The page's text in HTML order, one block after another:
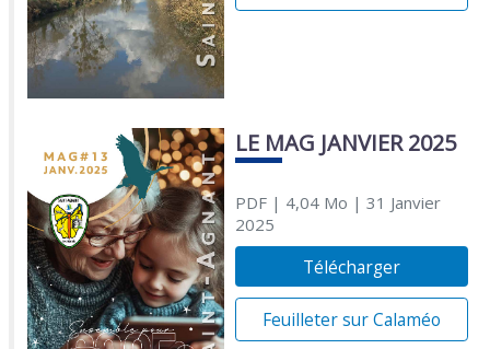
LE MAG JANVIER 2025
PDF| 4,04 Mo | 31 Janvier
2025
Télécharger
Feuilleter sur Calaméo